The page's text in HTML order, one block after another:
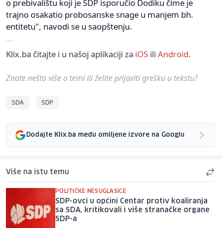
o prebivalištu koji je SDP isporučio Dodiku čime je
trajno osakatio probosanske snage u manjem bh.
entitetu", navodi se u saopštenju.
Klix.ba čitajte i u našoj aplikaciji za iOS ili Android.
Znate nešto više o temi ili želite prijaviti grešku u tekstu?
SDA SDP
Dodajte Klix.ba među omiljene izvore na Googlu
Više na istu temu
POLITIČKE NESUGLASICE
SDP-ovci u općini Centar protiv koaliranja
sa SDA, kritikovali i više stranačke organe
SDP-a